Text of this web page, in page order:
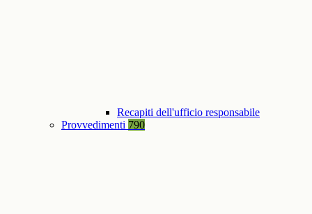
Recapiti dell'ufficio responsabile
Provvedimenti 790